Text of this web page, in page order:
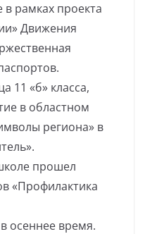
рамках проекта
Движения
11 «б» класса,
в областном
региона» в
прошел
«Профилактика
осеннее время.